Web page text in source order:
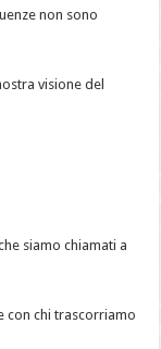
non sono
visione del
siamo chiamati a
con chi trascorriamo